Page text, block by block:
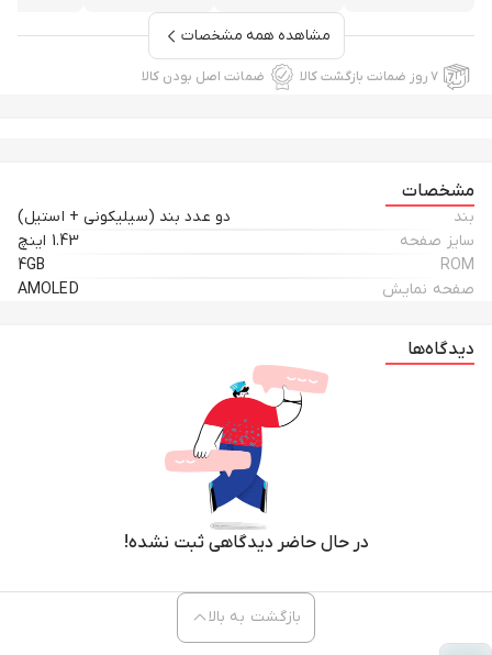
مشاهده همه مشخصات
۷ روز ضمانت بازگشت کالا ضمانت اصل بودن کالا
مشخصات
بند
دو عدد بند (سیلیکونی + استیل)
سایز صفحه
1.43 اینچ
ROM
4GB
صفحه نمایش
AMOLED
دیدگاه‌ها
در حال حاضر دیدگاهی ثبت نشده!
بازگشت به بالا